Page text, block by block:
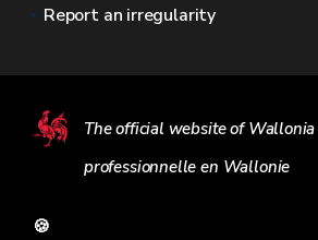
Report an irregularity
The official website of
professionnelle en Wallonie
🍪